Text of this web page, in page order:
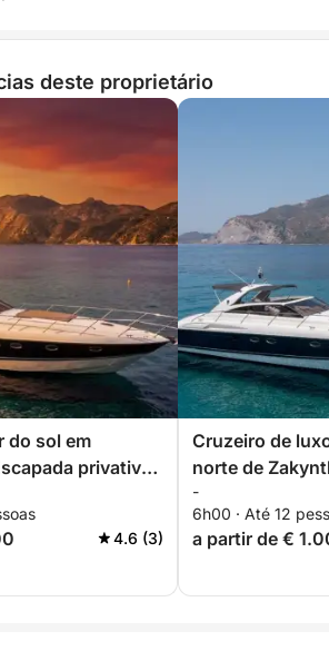
deste proprietário
do sol em
privativa
de 4 horas
4.6 (3)
Cruzeiro de
norte de
-
6h00 · Até 12
a partir de €